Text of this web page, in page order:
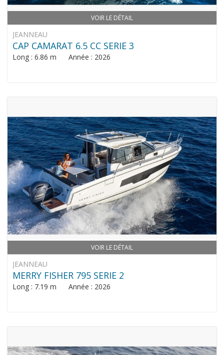
VOIR LE DÉTAIL
JEANNEAU
CAP CAMARAT 6.5 CC SERIE 3
Long : 6.86 m Année : 2026
VOIR LE DÉTAIL
JEANNEAU
MERRY FISHER 795 SERIE 2
Long : 7.19 m Année : 2026